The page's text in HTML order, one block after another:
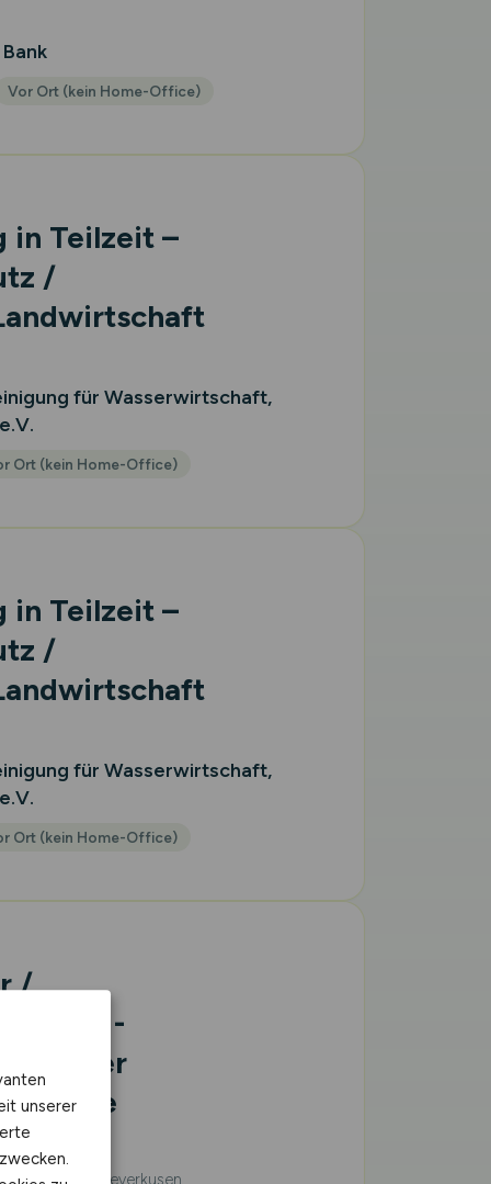
Vor Ort (kein Home-Office)
in Teilzeit –
/
für Wasserwirtschaft,
Ort (kein Home-Office)
in Teilzeit –
/
für Wasserwirtschaft,
Ort (kein Home-Office)
/
-
in der
Köln, Leverkusen
unserer